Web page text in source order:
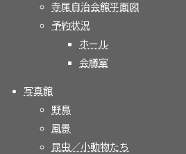
寺尾自治会館平面図
予約状況
ホール
会議室
写真館
野鳥
風景
昆虫／小動物たち